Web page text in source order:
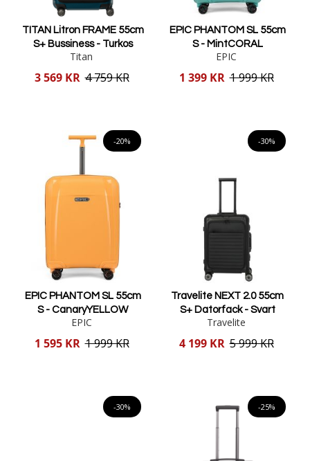
TITAN Litron FRAME 55cm
S+ Bussiness - Turkos
Titan
Reducerat
3 569 KR 4 759 KR
EPIC PHANTOM SL 55cm
S - MintCORAL
EPIC
Reducerat
1 399 KR 1 999 KR
-20%
EPIC PHANTOM SL 55cm
S - CanaryYELLOW
EPIC
Reducerat
1 595 KR 1 999 KR
-30%
Travelite NEXT 2.0 55cm
S+ Datorfack - Svart
Travelite
Reducerat
4 199 KR 5 999 KR
-30% -25%